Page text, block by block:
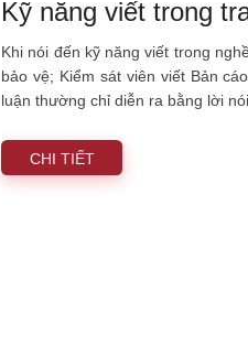
Kỹ năng viết trong
Khi nói đến kỹ năng viết trong
bảo vệ; Kiểm sát viên viết Bản
luận thường chỉ diễn ra bằng lời
CHI TIẾT